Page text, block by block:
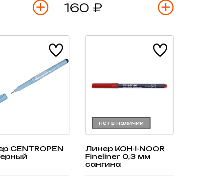
160 ₽
CENTROPEN
нет в наличии
Линер KOH-I-NOOR
Fineliner 0,3 мм
сангина